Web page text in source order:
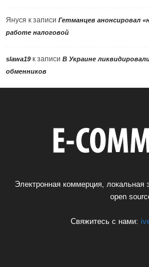
Януся к записи Гетманцев анонсировал
работе налоговой
slawa19 к записи В Украине
обменников
Электронная коммерция, локальная
open
Свяжитесь с нами: